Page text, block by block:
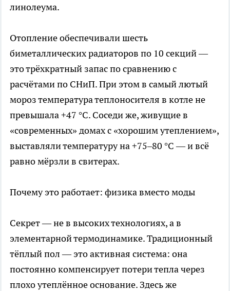
линолеума.
Отопление обеспечивали шесть
биметаллических радиаторов по 10 секций —
это трёхкратный запас по сравнению с
расчётами по СНиП. При этом в самый лютый
мороз температура теплоносителя в котле не
превышала +47 °C. Соседи же, живущие в
«современных» домах с «хорошим утеплением»,
выставляли температуру на +75–80 °C — и всё
равно мёрзли в свитерах.
Почему это работает: физика вместо моды
Секрет — не в высоких технологиях, а в
элементарной термодинамике. Традиционный
тёплый пол — это активная система: она
постоянно компенсирует потери тепла через
плохо утеплённое основание. Здесь же